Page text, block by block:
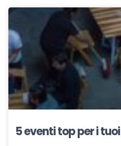
5 eventi top per i